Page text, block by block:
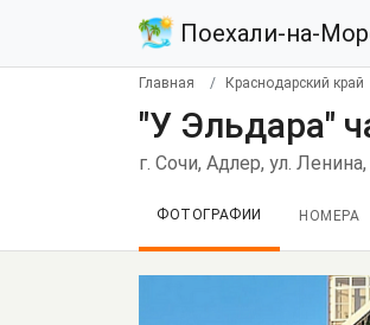
Поехали-на-
Главная Краснодарский край
"У Эльдара"
г. Сочи, Адлер, ул.
ФОТОГРАФИИ НОМЕРА